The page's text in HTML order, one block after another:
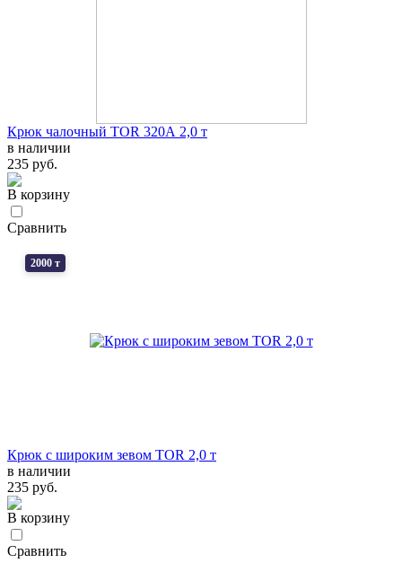
Крюк чалочный TOR 320А 2,0 т
в наличии
235 руб.
В корзину
Сравнить
2000 т
Крюк с широким зевом TOR 2,0 т
в наличии
235 руб.
В корзину
Сравнить